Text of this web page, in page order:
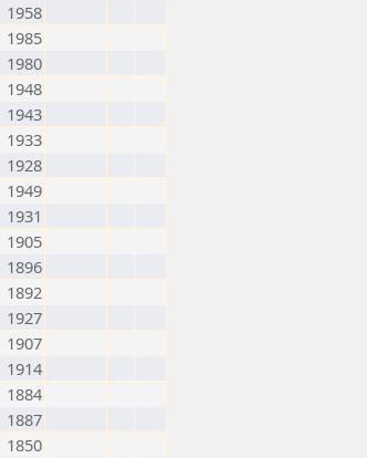
1958
1985
1980
1948
1943
1933
1928
1949
1931
1905
1896
1892
1927
1907
1914
1884
1887
1850